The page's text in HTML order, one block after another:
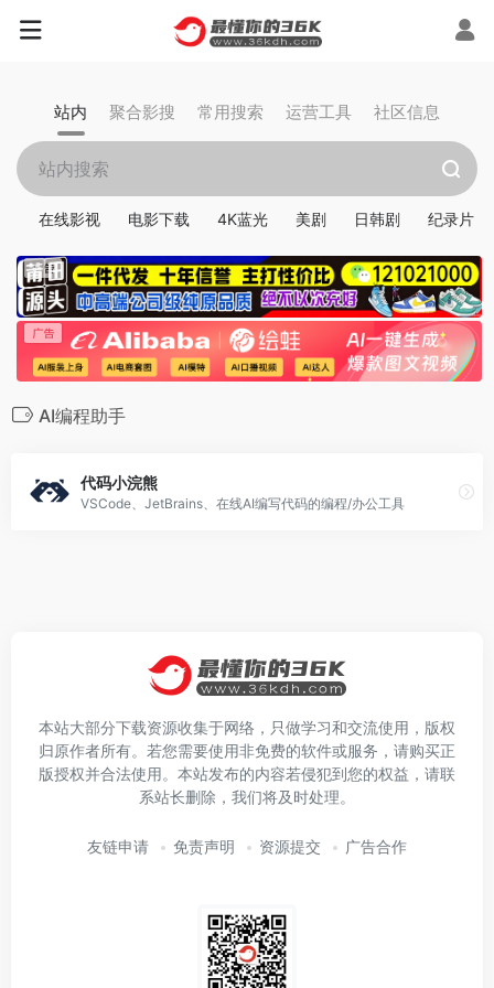
站内 聚合影搜 常用搜索 运营工具 社区信息
在线影视 电影下载 4K蓝光 美剧 日韩剧 纪录片
AI编程助手
代码小浣熊
VSCode、JetBrains、在线AI编写代码的编程/办公工具
本站大部分下载资源收集于网络，只做学习和交流使用，版权
归原作者所有。若您需要使用非免费的软件或服务，请购买正
版授权并合法使用。本站发布的内容若侵犯到您的权益，请联
系站长删除，我们将及时处理。
友链申请 免责声明 资源提交 广告合作